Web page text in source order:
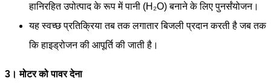
हानिरहित उपोत्पाद के रूप में पानी (H₂O) बनाने के लिए पुनर्संयोजन।
यह स्वच्छ प्रतिक्रिया तब तक लगातार बिजली प्रदान करती है जब तक
कि हाइड्रोजन की आपूर्ति की जाती है।
3। मोटर को पावर देना